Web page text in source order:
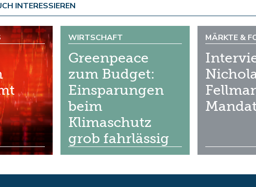
INTERESSIEREN
WIRTSCHAFT
Greenpeace
zum Budget:
Einsparungen
beim
Klimaschutz
grob fahrlässig
MÄRKTE &